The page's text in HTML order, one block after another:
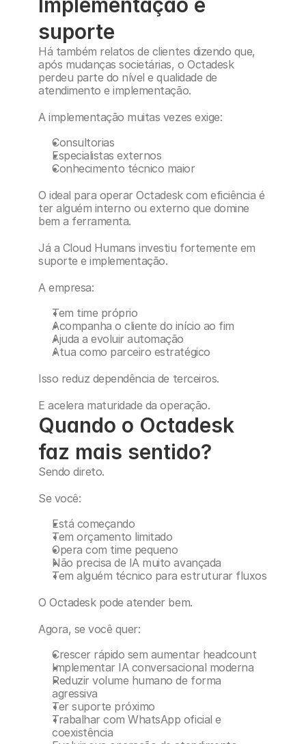
suporte
Há também relatos de clientes dizendo que,
após mudanças societárias, o Octadesk
perdeu parte do nível e qualidade de
atendimento e implementação.
A implementação muitas vezes exige:
Consultorias
Especialistas externos
Conhecimento técnico maior
O ideal para operar Octadesk com eficiência é
ter alguém interno ou externo que domine
bem a ferramenta.
Já a Cloud Humans investiu fortemente em
suporte e implementação.
A empresa:
Tem time próprio
Acompanha o cliente do início ao fim
Ajuda a evoluir automação
Atua como parceiro estratégico
Isso reduz dependência de terceiros.
E acelera maturidade da operação.
Quando o Octadesk
faz mais sentido?
Sendo direto.
Se você:
Está começando
Tem orçamento limitado
Opera com time pequeno
Não precisa de IA muito avançada
Tem alguém técnico para estruturar fluxos
O Octadesk pode atender bem.
Agora, se você quer:
Crescer rápido sem aumentar headcount
Implementar IA conversacional moderna
Reduzir volume humano de forma
agressiva
Ter suporte próximo
Trabalhar com WhatsApp oficial e
coexistência